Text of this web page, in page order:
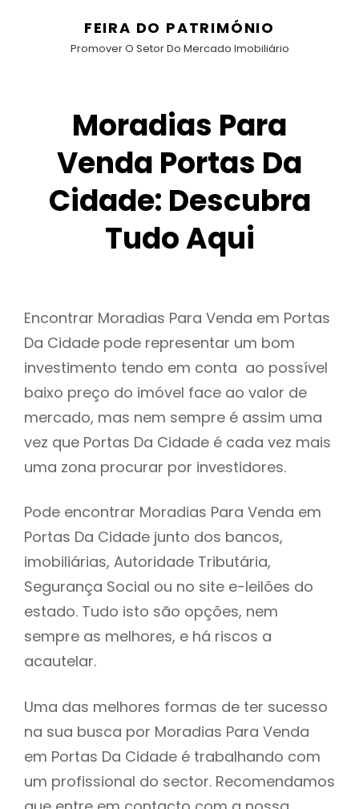
FEIRA DO PATRIMÓNIO
Promover O Setor Do Mercado Imobiliário
Moradias Para
Venda Portas Da
Cidade: Descubra
Tudo Aqui
Encontrar Moradias Para Venda em Portas
Da Cidade pode representar um bom
investimento tendo em conta ao possível
baixo preço do imóvel face ao valor de
mercado, mas nem sempre é assim uma
vez que Portas Da Cidade é cada vez mais
uma zona procurar por investidores.
Pode encontrar Moradias Para Venda em
Portas Da Cidade junto dos bancos,
imobiliárias, Autoridade Tributária,
Segurança Social ou no site e-leilões do
estado. Tudo isto são opções, nem
sempre as melhores, e há riscos a
acautelar.
Uma das melhores formas de ter sucesso
na sua busca por Moradias Para Venda
em Portas Da Cidade é trabalhando com
um profissional do sector. Recomendamos